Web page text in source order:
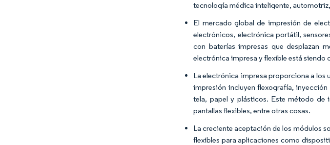
tecnología médica inteligente,
El mercado global de impresión de
electrónicos, electrónica portátil,
con baterías impresas que desplazan
electrónica impresa y flexible está siendo
La electrónica impresa proporciona a
impresión incluyen flexografía,
tela, papel y plásticos. Este método de
pantallas flexibles, entre otras cosas.
La creciente aceptación de los módulos
flexibles para aplicaciones como